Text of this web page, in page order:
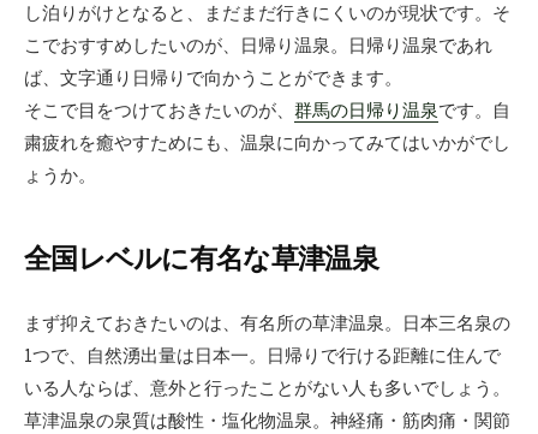
し泊りがけとなると、まだまだ行きにくいのが現状です。そ
こでおすすめしたいのが、日帰り温泉。日帰り温泉であれ
ば、文字通り日帰りで向かうことができます。
そこで目をつけておきたいのが、 群馬の日帰り温泉です。自
粛疲れを癒やすためにも、温泉に向かってみてはいかがでし
ょうか。
全国レベルに有名な草津温泉
まず抑えておきたいのは、有名所の草津温泉。日本三名泉の
1つで、自然湧出量は日本一。日帰りで行ける距離に住んで
いる人ならば、意外と行ったことがない人も多いでしょう。
草津温泉の泉質は酸性・塩化物温泉。神経痛・筋肉痛・関節